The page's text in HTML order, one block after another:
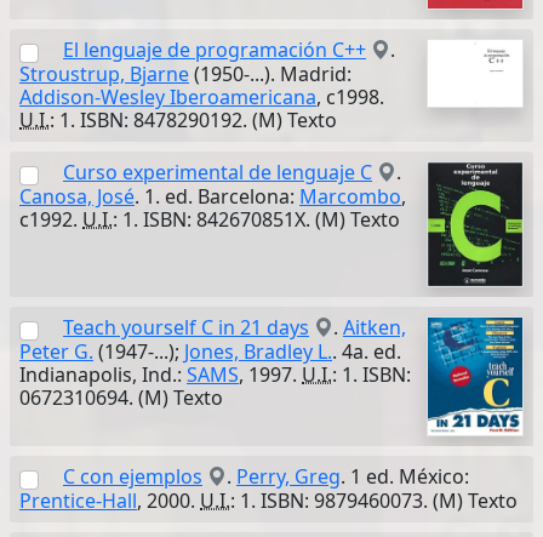
El lenguaje de programación C++
.
Stroustrup, Bjarne(1950-...). Madrid:
Addison-Wesley Iberoamericana, c1998.
U.I.: 1. ISBN: 8478290192. (M) Texto
Curso experimental de lenguaje C
.
Canosa, José. 1. ed. Barcelona: Marcombo,
c1992. U.I.: 1. ISBN: 842670851X. (M) Texto
Teach yourself C in 21 days . Aitken,
Peter G. (1947-...); Jones, Bradley L.. 4a. ed.
Indianapolis, Ind.: SAMS, 1997. U.I.: 1. ISBN:
0672310694. (M) Texto
C con ejemplos . Perry, Greg. 1 ed. México:
Prentice-Hall, 2000. U.I.: 1. ISBN: 9879460073. (M) Texto